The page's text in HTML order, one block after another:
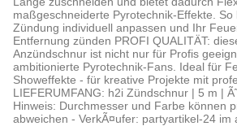
maßgeschneiderte Pyrotechnik-Effekte. So
Zündung individuell anpassen und Ihr
Entfernung zünden PROFI QUALITÄT:
Anzündschnur ist nicht nur für Profis
ambitionierte Pyrotechnik-Fans. Ideal für
Showeffekte - für kreative Projekte mit
LIEFERUMFANG: h2i Zündschnur | 5 m |
Hinweis: Durchmesser und Farbe können
abweichen - VerkÃ¤ufer: partyartikel-24 im